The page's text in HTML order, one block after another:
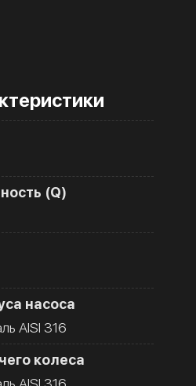
(Q)
насоса
AISI 316
колеса